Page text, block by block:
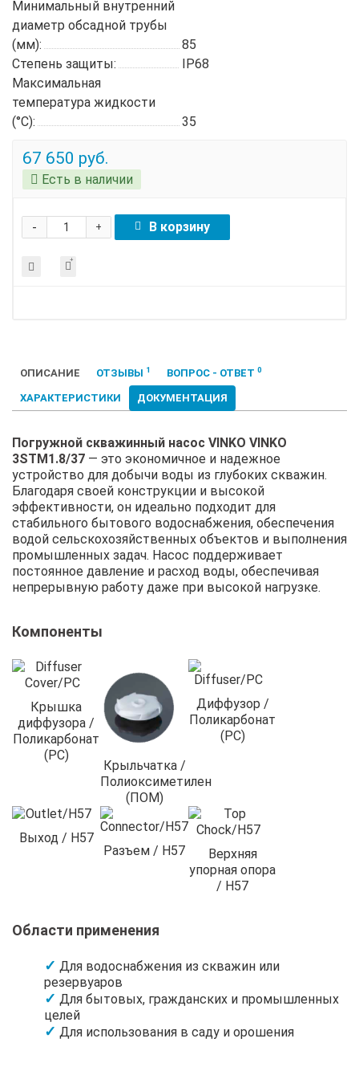
Минимальный внутренний
диаметр обсадной трубы
(мм):
85
Степень защиты:
IP68
Максимальная
температура жидкости
(°C):
35
67 650 руб.
Есть в наличии
+
- В корзину
ОПИСАНИЕ ОТЗЫВЫ 1 ВОПРОС - ОТВЕТ 0
ХАРАКТЕРИСТИКИ ДОКУМЕНТАЦИЯ
Погружной скважинный насос VINKO VINKO
3STM1.8/37 — это экономичное и надежное
устройство для добычи воды из глубоких скважин.
Благодаря своей конструкции и высокой
эффективности, он идеально подходит для
стабильного бытового водоснабжения, обеспечения
водой сельскохозяйственных объектов и выполнения
промышленных задач. Насос поддерживает
постоянное давление и расход воды, обеспечивая
непрерывную работу даже при высокой нагрузке.
Компоненты
Крышка
диффузора /
Поликарбонат
(PC)
Крыльчатка /
Полиоксиметилен
(ПОМ)
Диффузор /
Поликарбонат
(PC)
Выход / H57
Разъем / H57
Верхняя
упорная опора
/ H57
Области применения
Для водоснабжения из скважин или
резервуаров
Для бытовых, гражданских и промышленных
целей
Для использования в саду и орошения